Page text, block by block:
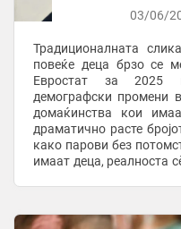
03/06/
Традиционалната
повеќе деца брзо се
Евростат за 2025
демографски промени
домаќинства кои
драматично расте
како парови без
имаат деца, реалноста